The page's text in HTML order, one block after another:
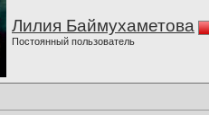
Лилия Баймухаметова
Постоянный пользователь